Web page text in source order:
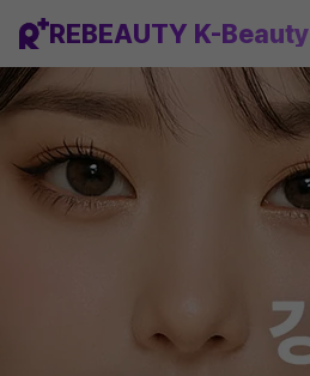
REBEAUTY K-Beauty